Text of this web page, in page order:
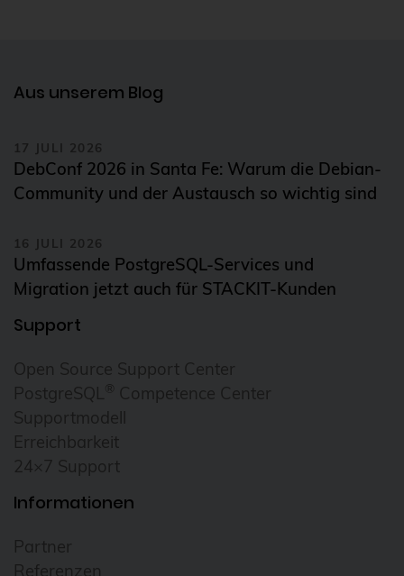
Aus unserem Blog
17 JULI 2026
DebConf 2026 in Santa Fe: Warum die Debian-
Community und der Austausch so wichtig sind
16 JULI 2026
Umfassende PostgreSQL-Services und
Migration jetzt auch für STACKIT-Kunden
Support
Open Source Support Center
PostgreSQL ® Competence Center
Supportmodell
Erreichbarkeit
24×7 Support
Informationen
Partner
Referenzen